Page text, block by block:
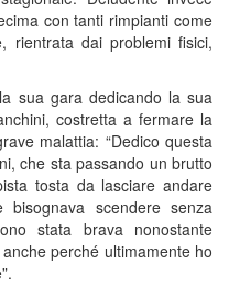
con tanti rimpianti come
rientrata dai problemi fisici,
sua gara dedicando la sua
costretta a fermare la
malattia: “Dedico questa
che sta passando un brutto
tosta da lasciare andare
scendere senza
stata brava nonostante
perché ultimamente ho